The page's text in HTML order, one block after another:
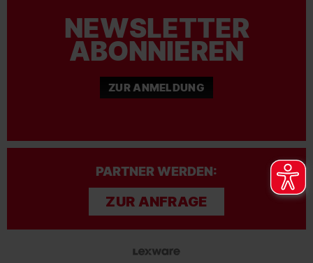
NEWSLETTER
ABONNIEREN
ZUR ANMELDUNG
PARTNER WERDEN:
ZUR ANFRAGE